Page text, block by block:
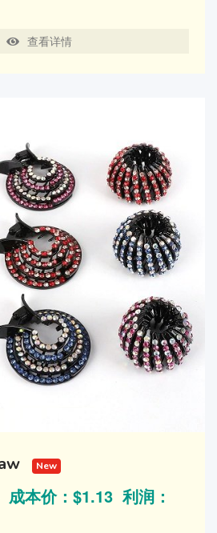
查看详情
New
本价：$1.13 利润：